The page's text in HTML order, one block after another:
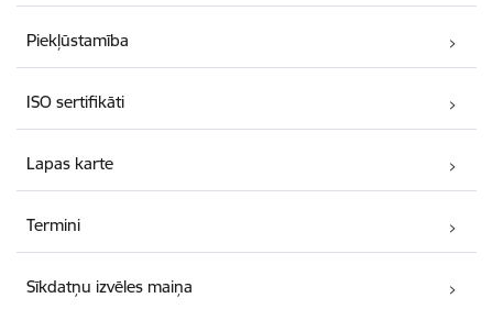
Piekļūstamība
ISO sertifikāti
Lapas karte
Termini
Sīkdatņu izvēles maiņa